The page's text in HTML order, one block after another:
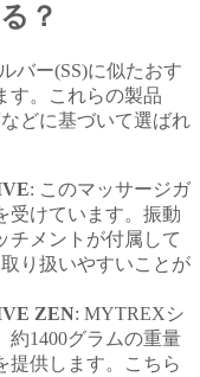
？
バー(SS)に似たおす
す。これらの製品
どに基づいて選ばれ
: このマッサージガ
受けています。振動
チメントが付属して
り扱いやすいことが
ZEN: MYTREXシ
約1400グラムの重量
提供します。こちら